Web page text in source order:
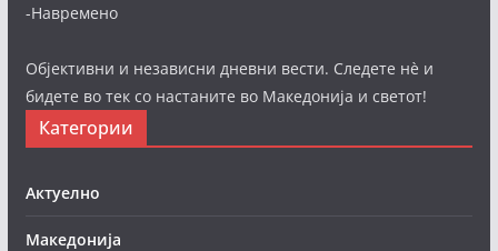
-Навремено
Објективни и независни дневни вести. Следете нè и
бидете во тек со настаните во Македонија и светот!
Категории
Актуелно
Македонија